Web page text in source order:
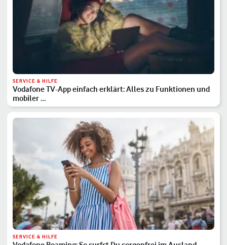
SERVICE & HILFE
Vodafone TV-App einfach erklärt: Alles zu Funktionen und
mobiler …
SERVICE & HILFE